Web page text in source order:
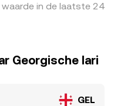
in de laatste 24
Georgische lari
GEL